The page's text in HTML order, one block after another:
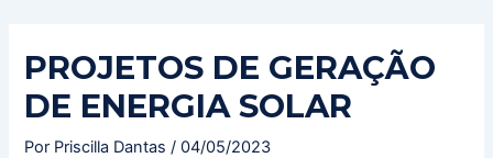
PROJETOS DE GERAÇÃO
DE ENERGIA SOLAR
Por Priscilla Dantas/04/05/2023
Post